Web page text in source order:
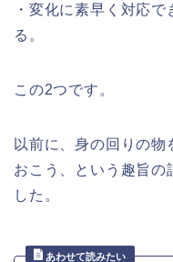
・変化に素早く対応
る。
この2つです。
以前に、身の回りの物
おこう、という趣旨の
した。